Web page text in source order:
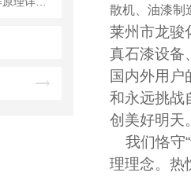
散机、油漆制
莱州市龙骏
真石漆设备
国内外用
和永远挑战
创美好明天
我们恪守“
理理念。热